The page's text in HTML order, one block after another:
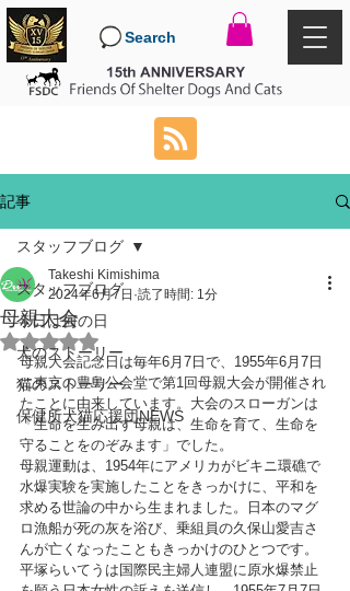
Search
記事
スタッフブログ
今日は何の日
犬のストーリー
猫のストーリー
保健所犬猫応援団NEWS
スタッフブログ
母親大会
Takeshi Kimishima
2024年6月7日 読了時間: 1分
5つ星のうちNaNと評価されています。
母親大会記念日は毎年6月7日で、1955年6月7日
に東京の豊島公会堂で第1回母親大会が開催され
たことに由来しています。大会のスローガンは
「生命を生み出す母親は、生命を育て、生命を
守ることをのぞみます」でした。﻿
母親運動は、1954年にアメリカがビキニ環礁で
水爆実験を実施したことをきっかけに、平和を
求める世論の中から生まれました。日本のマグ
ロ漁船が死の灰を浴び、乗組員の久保山愛吉さ
んが亡くなったこともきっかけのひとつです。
平塚らいてうは国際民主婦人連盟に原水爆禁止